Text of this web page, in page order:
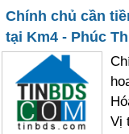
Chính chủ cần
tại Km4 - Phúc
Vị